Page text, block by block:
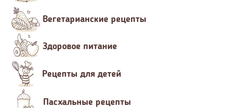
Вегетарианские рецепты
Здоровое питание
Рецепты для детей
Пасхальные рецепты